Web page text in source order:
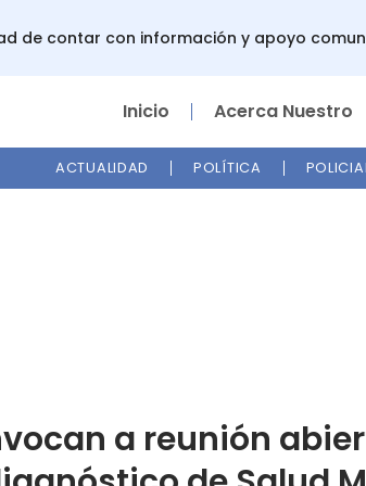
contar con información y apoyo
Inicio Acerca Nuestro
ACTUALIDAD POLÍTICA
a reunión